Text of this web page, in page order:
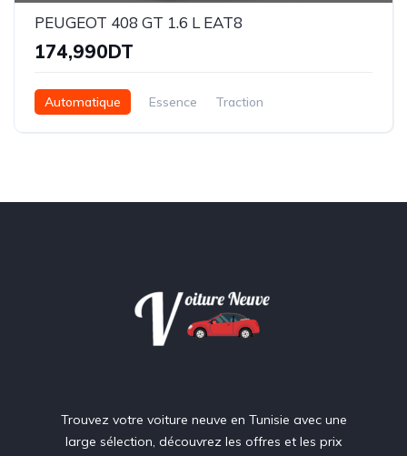
PEUGEOT 408 GT 1.6 L EAT8
174,990DT
Automatique Essence Traction
Trouvez votre voiture neuve en Tunisie avec une
large sélection, découvrez les offres et les prix